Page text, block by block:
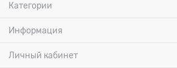
Категории
Информация
Личный кабинет